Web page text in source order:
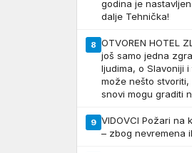
godina je
dalje Tehnička!
8 OTVOREN HOTEL
još samo jedna
ljudima, o Slavoniji
može nešto
snovi mogu graditi
9 VIDOVCI Požari na
– zbog nevremena